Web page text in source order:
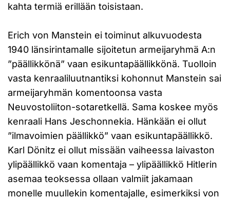
kahta termiä erillään toisistaan.
Erich von Manstein ei toiminut alkuvuodesta
1940 länsirintamalle sijoitetun armeijaryhmä A:n
”päällikkönä” vaan esikuntapäällikkönä. Tuolloin
vasta kenraaliluutnantiksi kohonnut Manstein sai
armeijaryhmän komentoonsa vasta
Neuvostoliiton-sotaretkellä. Sama koskee myös
kenraali Hans Jeschonnekia. Hänkään ei ollut
”ilmavoimien päällikkö” vaan esikuntapäällikkö.
Karl Dönitz ei ollut missään vaiheessa laivaston
ylipäällikkö vaan komentaja – ylipäällikkö Hitlerin
asemaa teoksessa ollaan valmiit jakamaan
monelle muullekin komentajalle, esimerkiksi von